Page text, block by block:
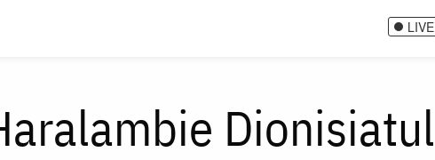
LIVE
Dionisiatul